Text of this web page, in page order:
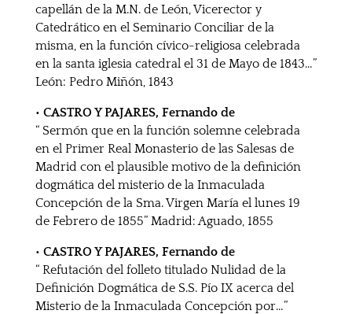
capellán de la M.N. de León, Vicerector y
Catedrático en el Seminario Conciliar de la
misma, en la función cívico-religiosa celebrada
en la santa iglesia catedral el 31 de Mayo de 1843…”
León: Pedro Miñón, 1843
• CASTRO Y PAJARES, Fernando de
“ Sermón que en la función solemne celebrada
en el Primer Real Monasterio de las Salesas de
Madrid con el plausible motivo de la definición
dogmática del misterio de la Inmaculada
Concepción de la Sma. Virgen María el lunes 19
de Febrero de 1855” Madrid: Aguado, 1855
• CASTRO Y PAJARES, Fernando de
“ Refutación del folleto titulado Nulidad de la
Definición Dogmática de S.S. Pío IX acerca del
Misterio de la Inmaculada Concepción por…”